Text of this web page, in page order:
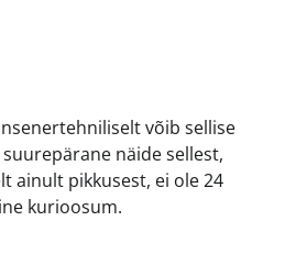
võib sellise
näide sellest,
ainult pikkusest, ei ole 24
kurioosum.